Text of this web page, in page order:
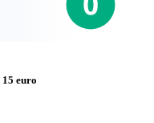
15 euro